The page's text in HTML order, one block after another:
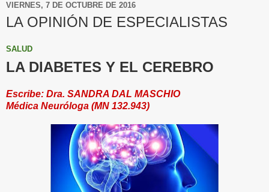
VIERNES, 7 DE OCTUBRE DE 2016
LA OPINIÓN DE ESPECIALISTAS
SALUD
LA DIABETES Y EL CEREBRO
Escribe: Dra. SANDRA DAL MASCHIO
Médica Neuróloga (MN 132.943)